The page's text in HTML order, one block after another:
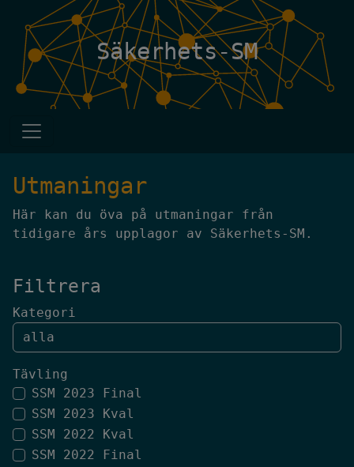
Säkerhets-SM
Utmaningar
Här kan du öva på utmaningar från
tidigare års upplagor av Säkerhets-SM.
Filtrera
Kategori
Tävling
SSM 2023 Final
SSM 2023 Kval
SSM 2022 Kval
SSM 2022 Final